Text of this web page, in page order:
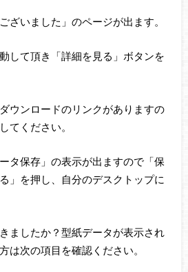
いました」のページが出ます。
して頂き「詳細を見る」ボタンを
ウンロードのリンクがありますの
てください。
タ保存」の表示が出ますので「保
」を押し、自分のデスクトップに
ましたか？型紙データが表示され
は次の項目を確認ください。